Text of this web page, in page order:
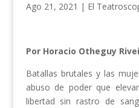
Ago 21, 2021 | El
Por Horacio Otheguy
Batallas brutales y las
abuso de poder que
libertad sin rastro de